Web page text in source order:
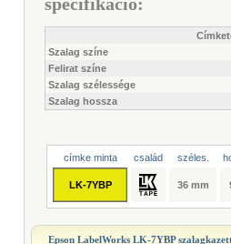
Szalag színe
Felirat színe
Szalag szélessége
Szalag hossza
címke minta család széles.
LK-7YBP 36 mm
Epson LabelWorks LK-7YBP